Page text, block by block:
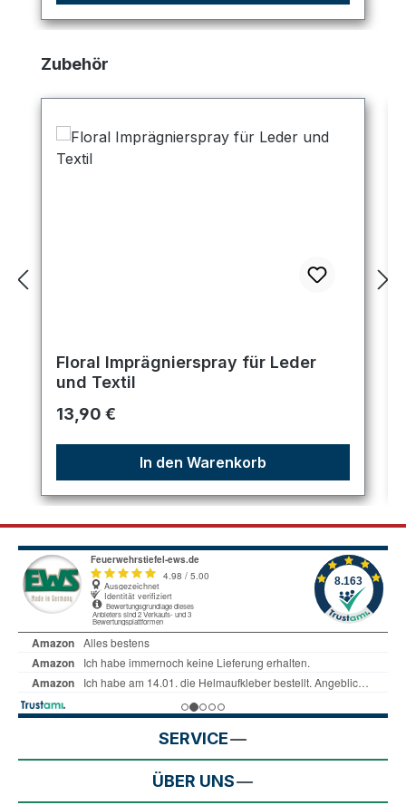
Produktgalerie überspringen
Zubehör
Floral Imprägnierspray für Leder
und Textil
Regulärer Preis:
13,90 €
In den Warenkorb
SERVICE
ÜBER UNS